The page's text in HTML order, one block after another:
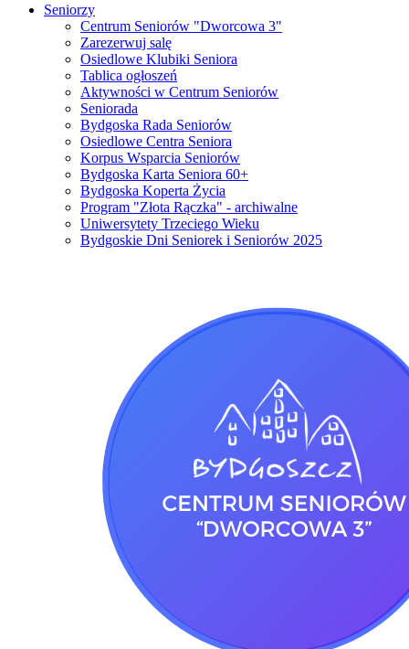
Seniorzy
Centrum Seniorów "Dworcowa 3"
Zarezerwuj salę
Osiedlowe Klubiki Seniora
Tablica ogłoszeń
Aktywności w Centrum Seniorów
Seniorada
Bydgoska Rada Seniorów
Osiedlowe Centra Seniora
Korpus Wsparcia Seniorów
Bydgoska Karta Seniora 60+
Bydgoska Koperta Życia
Program "Złota Rączka" - archiwalne
Uniwersytety Trzeciego Wieku
Bydgoskie Dni Seniorek i Seniorów 2025